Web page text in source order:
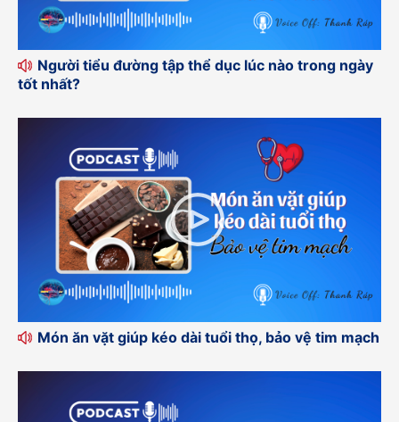
Người tiểu đường tập thể dục lúc nào trong ngày
tốt nhất?
Món ăn vặt giúp kéo dài tuổi thọ, bảo vệ tim mạch